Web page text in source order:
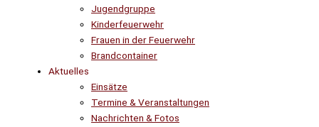
Jugendgruppe
Kinderfeuerwehr
Frauen in der Feuerwehr
Brandcontainer
Aktuelles
Einsätze
Termine & Veranstaltungen
Nachrichten & Fotos